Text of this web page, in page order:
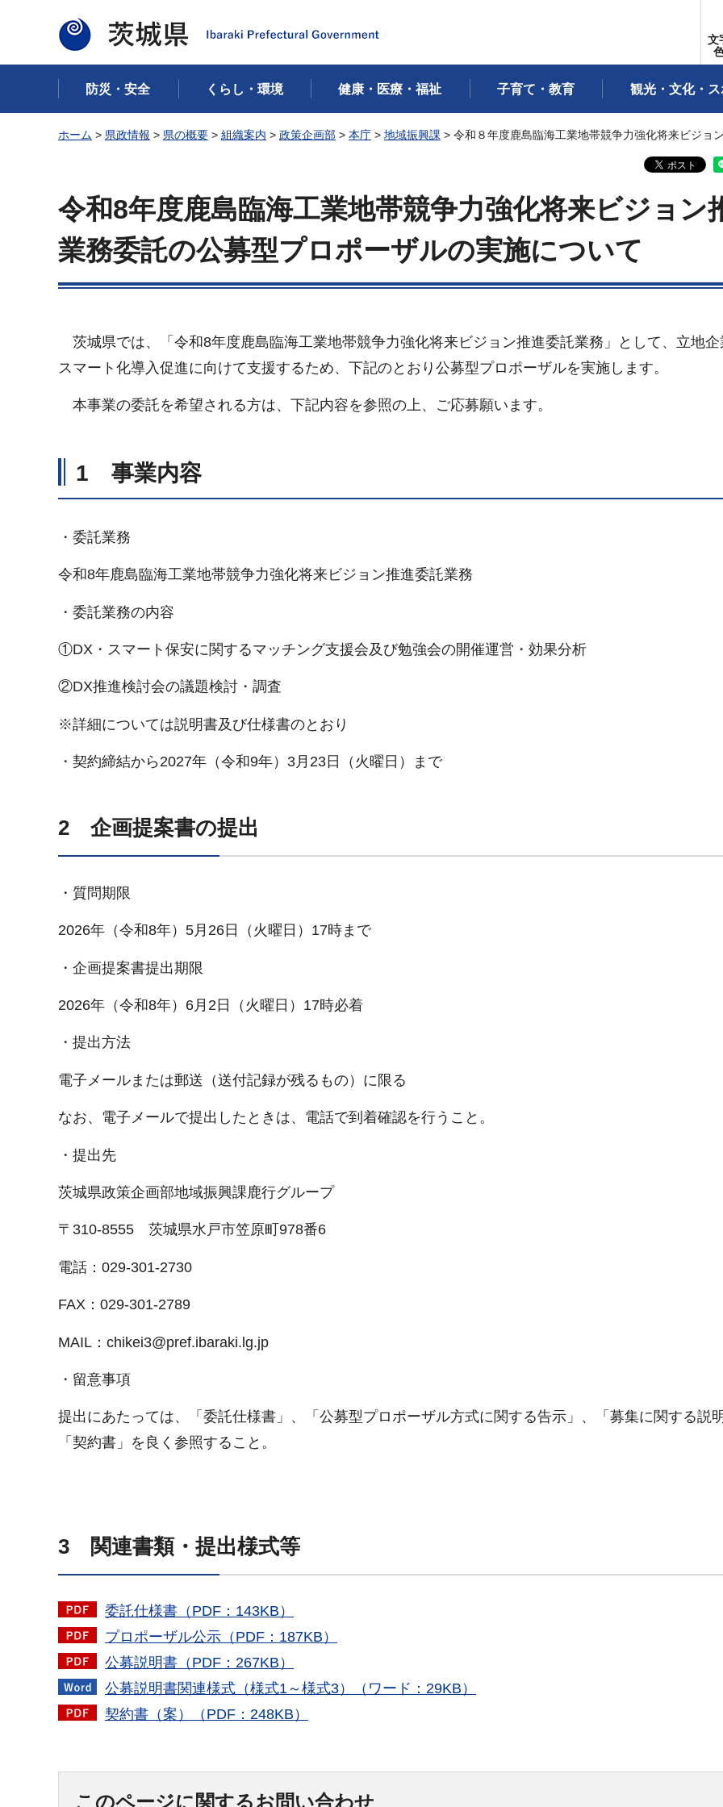
茨城県
文
防災・安全 くらし・環境 健康・医療・福祉 子育て・教育 観光・文化・ス
ホーム > 県政情報 > 県の概要 > 組織案内 > 政策企画部 > 本庁 > 地域振興課 > 令和８年度鹿島臨海工業地帯競争力強化将来ビジョ
令和8年度鹿島臨海工業地帯競争力強化将来ビジョン
業務委託の公募型プロポーザルの実施について
茨城県では、「令和8年度鹿島臨海工業地帯競争力強化将来ビジョン推進委託業務」として、立地企
スマート化導入促進に向けて支援するため、下記のとおり公募型プロポーザルを実施します。
本事業の委託を希望される方は、下記内容を参照の上、ご応募願います。
1 事業内容
・委託業務
令和8年鹿島臨海工業地帯競争力強化将来ビジョン推進委託業務
・委託業務の内容
①DX・スマート保安に関するマッチング支援会及び勉強会の開催運営・効果分析
②DX推進検討会の議題検討・調査
※詳細については説明書及び仕様書のとおり
・契約締結から2027年（令和9年）3月23日（火曜日）まで
2 企画提案書の提出
・質問期限
2026年（令和8年）5月26日（火曜日）17時まで
・企画提案書提出期限
2026年（令和8年）6月2日（火曜日）17時必着
・提出方法
電子メールまたは郵送（送付記録が残るもの）に限る
なお、電子メールで提出したときは、電話で到着確認を行うこと。
・提出先
茨城県政策企画部地域振興課鹿行グループ
〒310-8555 茨城県水戸市笠原町978番6
電話：029-301-2730
FAX：029-301-2789
MAIL：chikei3@pref.ibaraki.lg.jp
・留意事項
提出にあたっては、「委託仕様書」、「公募型プロポーザル方式に関する告示」、「募集に関する説明
「契約書」を良く参照すること。
3 関連書類・提出様式等
委託仕様書（PDF：143KB）
プロポーザル公示（PDF：187KB）
公募説明書（PDF：267KB）
公募説明書関連様式（様式1～様式3）（ワード：29KB）
契約書（案）（PDF：248KB）
このページに関するお問い合わせ